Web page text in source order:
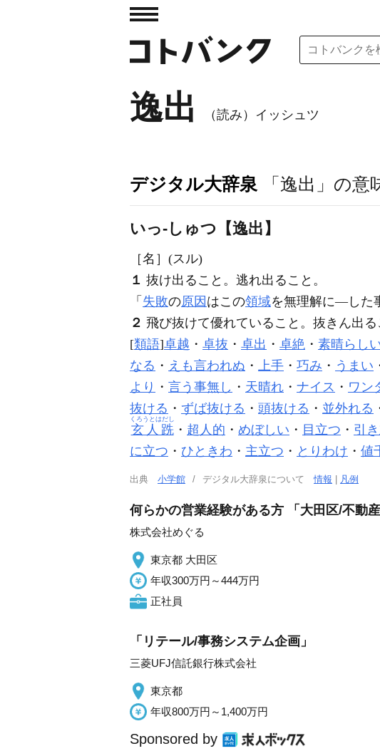
逸出 （読み）イッシュツ
デジタル大辞泉 「逸出」の
いっ‐しゅつ【逸出】
［名］ (スル)
１ 抜け出ること。逃れ出ること。
「 失敗の原因 はこの領域を無理解に―した
２ 飛び抜けて優れていること。抜きん出る
[類語]卓越 ・ 卓抜 ・ 卓出 ・ 卓絶 ・ 素晴らし
なる ・ えも言われぬ ・ 上手 ・ 巧み ・ うまい
より ・ 言う事無し ・ 天晴れ ・ ナイス ・ ワン
抜ける ・ ずば抜ける ・ 頭抜ける ・ 並外れる
玄人跣
くろうとはだし
・ 超人的 ・ めぼしい ・ 目立つ ・ 引
に立つ ・ ひときわ ・ 主立つ ・ とりわけ ・ 値
出典 小学館 デジタル大辞泉について情報 凡例
何らかの営業経験がある方 「大田区/不動
株式会社めぐる
東京都 大田区
年収300万円～444万円
正社員
「リテール/事務システム企画」
三菱UFJ信託銀行株式会社
東京都
年収800万円～1,400万円
Sponsored by